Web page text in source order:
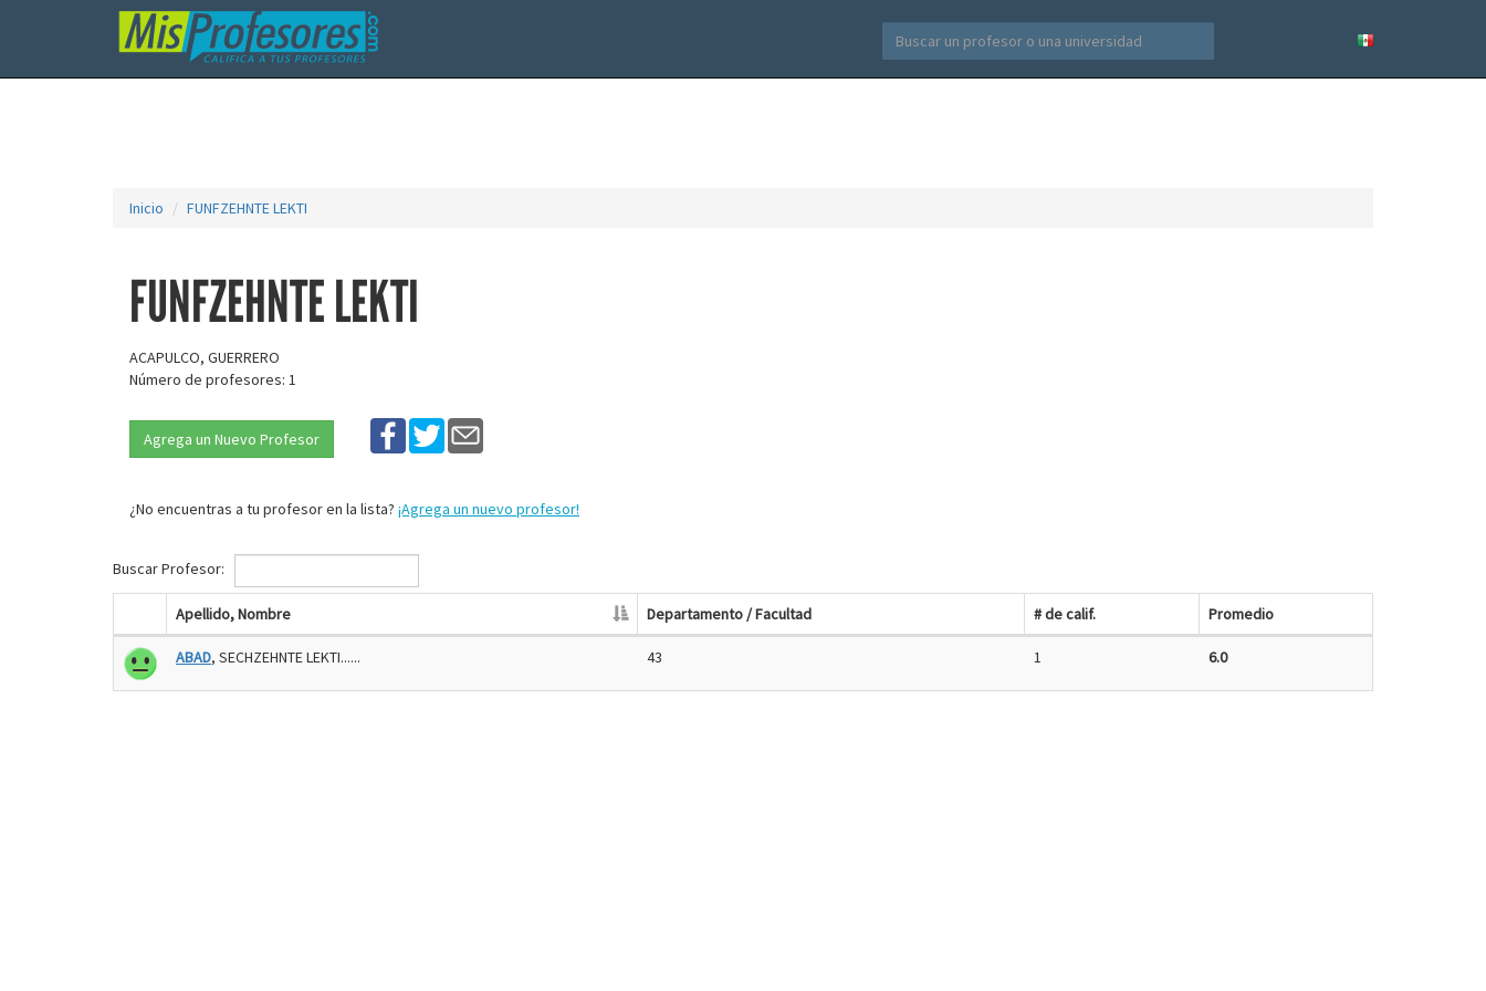
Inicio FUNFZEHNTE LEKTI
FUNFZEHNTE LEKTI
ACAPULCO, GUERRERO
Número de profesores: 1
Agrega un Nuevo Profesor
¿No encuentras a tu profesor en la lista? ¡Agrega un nuevo profesor!
Buscar Profesor:
Apellido, Nombre Departamento / Facultad # de calif. Promedio
ABAD, SECHZEHNTE LEKTI...... 43 1 6.0